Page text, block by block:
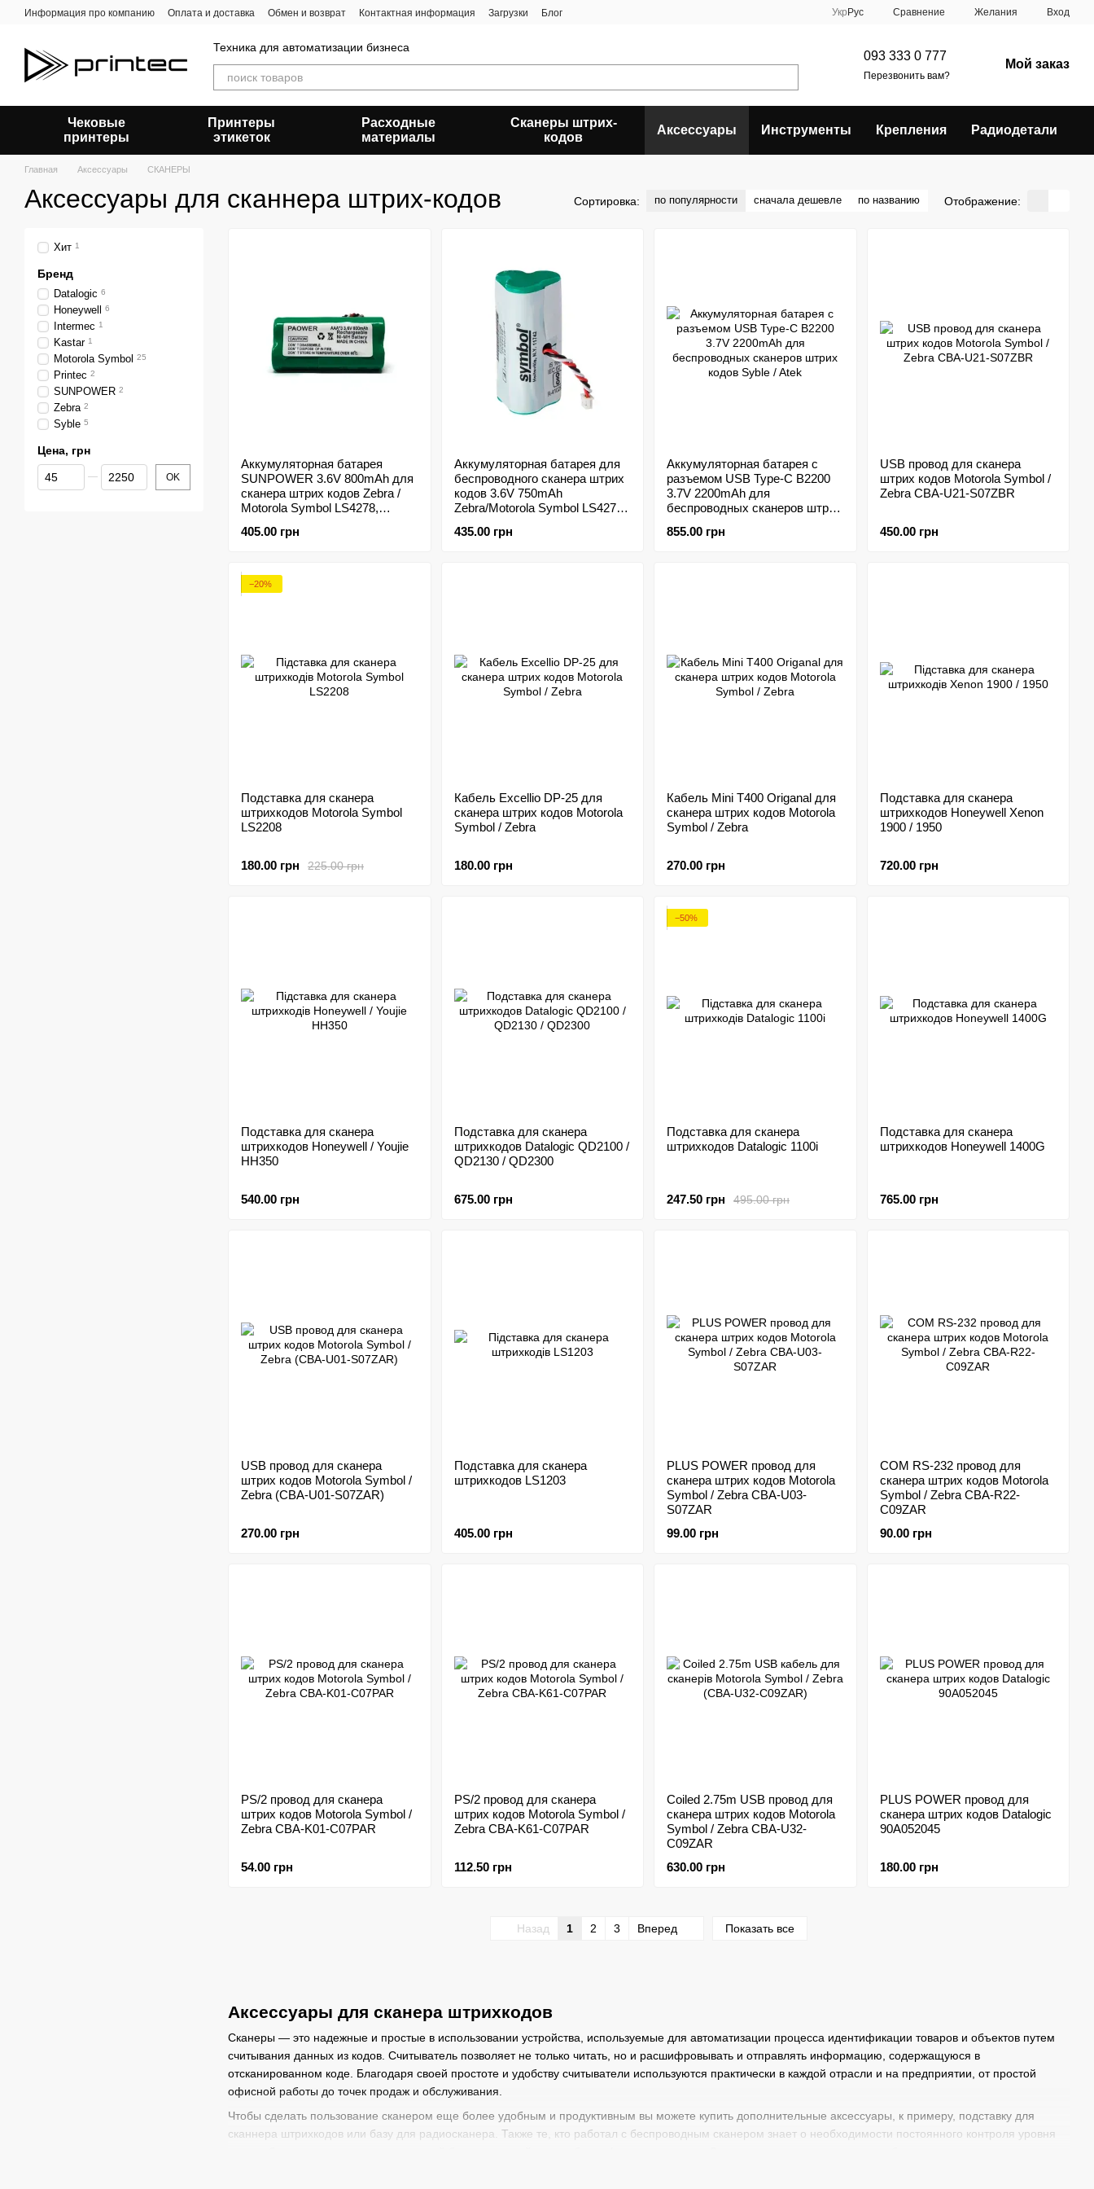
Перейти к основному контенту
Информация про компанию Оплата и доставка Обмен и возврат Контактная информация Загрузки Блог Укр Рус Сравнение Желания Вход
Техника для автоматизации бизнеса
093 333 0 777
Перезвонить вам?
Мой заказ
Чековые
принтеры
Принтеры
этикеток
Расходные
материалы
Сканеры штрих-
кодов
Аксессуары Инструменты Крепления Радиодетали
Главная Аксессуары СКАНЕРЫ
Аксессуары для сканнера штрих-кодов Сортировка: по популярности сначала дешевле по названию Отображение:
Аксессуары для сканера штрихкодов
Сканеры — это надежные и простые в использовании устройства, используемые для автоматизации процесса идентификации товаров и объектов путем
считывания данных из кодов. Считыватель позволяет не только читать, но и расшифровывать и отправлять информацию, содержащуюся в
отсканированном коде. Благодаря своей простоте и удобству считыватели используются практически в каждой отрасли и на предприятии, от простой
офисной работы до точек продаж и обслуживания.
Чтобы сделать пользование сканером еще более удобным и продуктивным вы можете купить дополнительные аксессуары, к примеру, подставку для
сканнера штрихкодов или базу для радиосканера. Также те, кто работал с беспроводным сканером знает о необходимости постоянного контроля уровня
Аккумуляторная батарея
SUNPOWER 3.6V 800mAh для
сканера штрих кодов Zebra /
Motorola Symbol LS4278,
405.00 грн
Аккумуляторная батарея для
беспроводного сканера штрих
кодов 3.6V 750mAh
Zebra/Motorola Symbol LS4278,
435.00 грн
Аккумуляторная батарея с
разъемом USB Type-C B2200
3.7V 2200mAh для
беспроводных сканеров штрих
855.00 грн
USB провод для сканера
штрих кодов Motorola Symbol /
Zebra CBA-U21-S07ZBR
450.00 грн
−20%
Подставка для сканера
штрихкодов Motorola Symbol
LS2208
225.00 грн
180.00 грн
Кабель Excellio DP-25 для
сканера штрих кодов Motorola
Symbol / Zebra
180.00 грн
Кабель Mini T400 Origanal для
сканера штрих кодов Motorola
Symbol / Zebra
270.00 грн
Подставка для сканера
штрихкодов Honeywell Xenon
1900 / 1950
720.00 грн
Подставка для сканера
штрихкодов Honeywell / Youjie
HH350
540.00 грн
Подставка для сканера
штрихкодов Datalogic QD2100 /
QD2130 / QD2300
675.00 грн
−50%
Подставка для сканера
штрихкодов Datalogic 1100i
495.00 грн
247.50 грн
Подставка для сканера
штрихкодов Honeywell 1400G
765.00 грн
USB провод для сканера
штрих кодов Motorola Symbol /
Zebra (CBA-U01-S07ZAR)
270.00 грн
Подставка для сканера
штрихкодов LS1203
405.00 грн
PLUS POWER провод для
сканера штрих кодов Motorola
Symbol / Zebra CBA-U03-
S07ZAR
99.00 грн
COM RS-232 провод для
сканера штрих кодов Motorola
Symbol / Zebra CBA-R22-
C09ZAR
90.00 грн
PS/2 провод для сканера
штрих кодов Motorola Symbol /
Zebra CBA-K01-C07PAR
54.00 грн
PS/2 провод для сканера
штрих кодов Motorola Symbol /
Zebra CBA-K61-C07PAR
112.50 грн
Coiled 2.75m USB провод для
сканера штрих кодов Motorola
Symbol / Zebra CBA-U32-
C09ZAR
630.00 грн
PLUS POWER провод для
сканера штрих кодов Datalogic
90A052045
180.00 грн
Назад 1 2 3 Вперед Показать все
Хит 1
Бренд
Datalogic 6
Honeywell 6
Intermec 1
Kastar 1
Motorola Symbol 25
Printec 2
SUNPOWER 2
Zebra 2
Syble 5
Цена, грн
От Цена, грн
До Цена, грн OK